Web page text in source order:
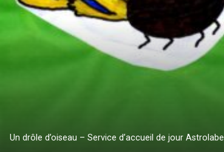
Un drôle d’oiseau – Service d’accueil de jour Astrolabe